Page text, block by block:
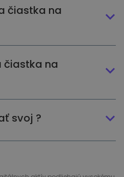
čiastka na
čiastka na
svoj ?